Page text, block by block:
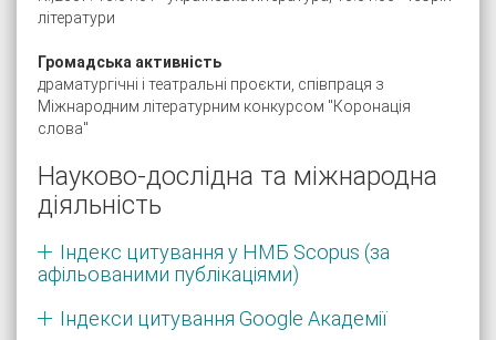
літератури
Громадська активність
драматургічні і театральні проєкти, співпраця з
Міжнародним літературним конкурсом "Коронація
слова"
Науково-дослідна та міжнародна
діяльність
Індекс цитування у НМБ Scopus (за
афільованими публікаціями)
Індекси цитування Google Академії